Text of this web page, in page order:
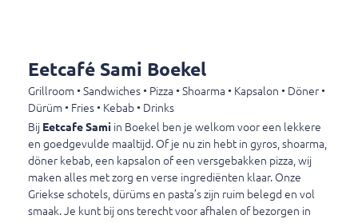
€ 17,50
Mixschotels
Friet, salade, 1 pita en 2 sauzen naar keuze
Döner kebab en shaslick schotel
Eetcafé Sami Boekel
Grillroom • Sandwiches • Pizza • Shoarma • Kapsalon • Döner •
Dürüm • Fries • Kebab • Drinks
Bij Eetcafe Sami in Boekel ben je welkom voor een lekkere
en goedgevulde maaltijd. Of je nu zin hebt in gyros, shoarma,
döner kebab, een kapsalon of een versgebakken pizza, wij
maken alles met zorg en verse ingrediënten klaar. Onze
Griekse schotels, dürüms en pasta’s zijn ruim belegd en vol
smaak. Je kunt bij ons terecht voor afhalen of bezorgen in